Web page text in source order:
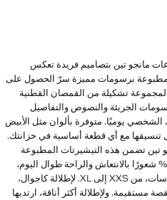
مانجو تين بتصاميم فريدة تعكس
برسومات مميزة سرّ الحصول على
تشكيلة من القمصان القطنية
الجريئة والنصوص والتفاصيل
الشخصي يوميًا. متوفرة بألوان مثل الأبيض
تنسيقها مع أي قطعة أساسية في خزانتك.
تضمن هذه التيشيرتات المطبوعة
المصنوعة من القطن الخالص بنسبة 100% شعورًا بالانتعاش والراحة طوال اليوم،
بتصميمها المريح الذي يناسب جميع المقاسات، من XXS إلى XL. لإطلالة كاجوال،
مستقيمة. ولإطلالة أكثر أناقة، ارتديها